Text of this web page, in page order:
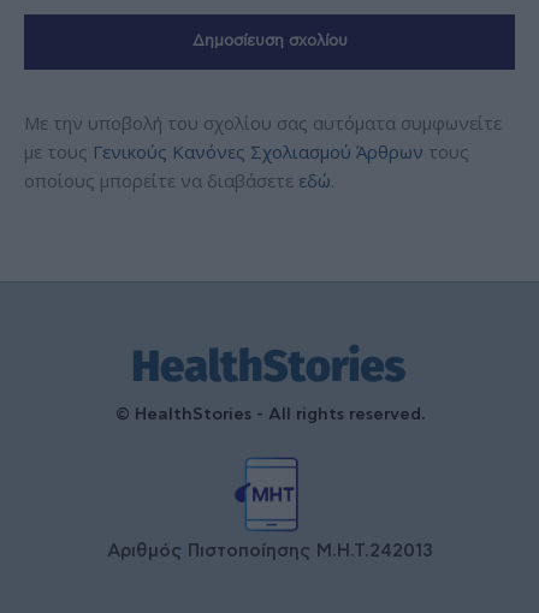
Με την υποβολή του σχολίου σας αυτόματα συμφωνείτε
με τους Γενικούς Κανόνες Σχολιασμού Άρθρων τους
οποίους μπορείτε να διαβάσετε εδώ.
© HealthStories - All rights reserved.
Αριθμός Πιστοποίησης Μ.Η.Τ.242013